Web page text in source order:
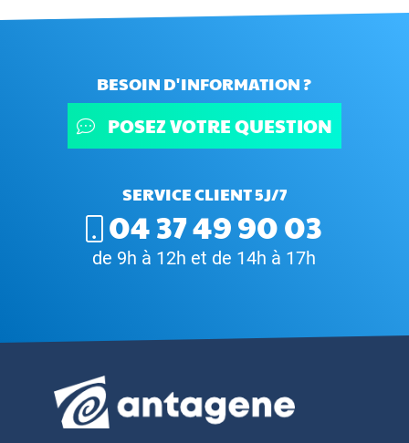
BESOIN D'INFORMATION ?
POSEZ VOTRE QUESTION
SERVICE CLIENT 5J/7
04 37 49 90 03
de 9h à 12h et de 14h à 17h